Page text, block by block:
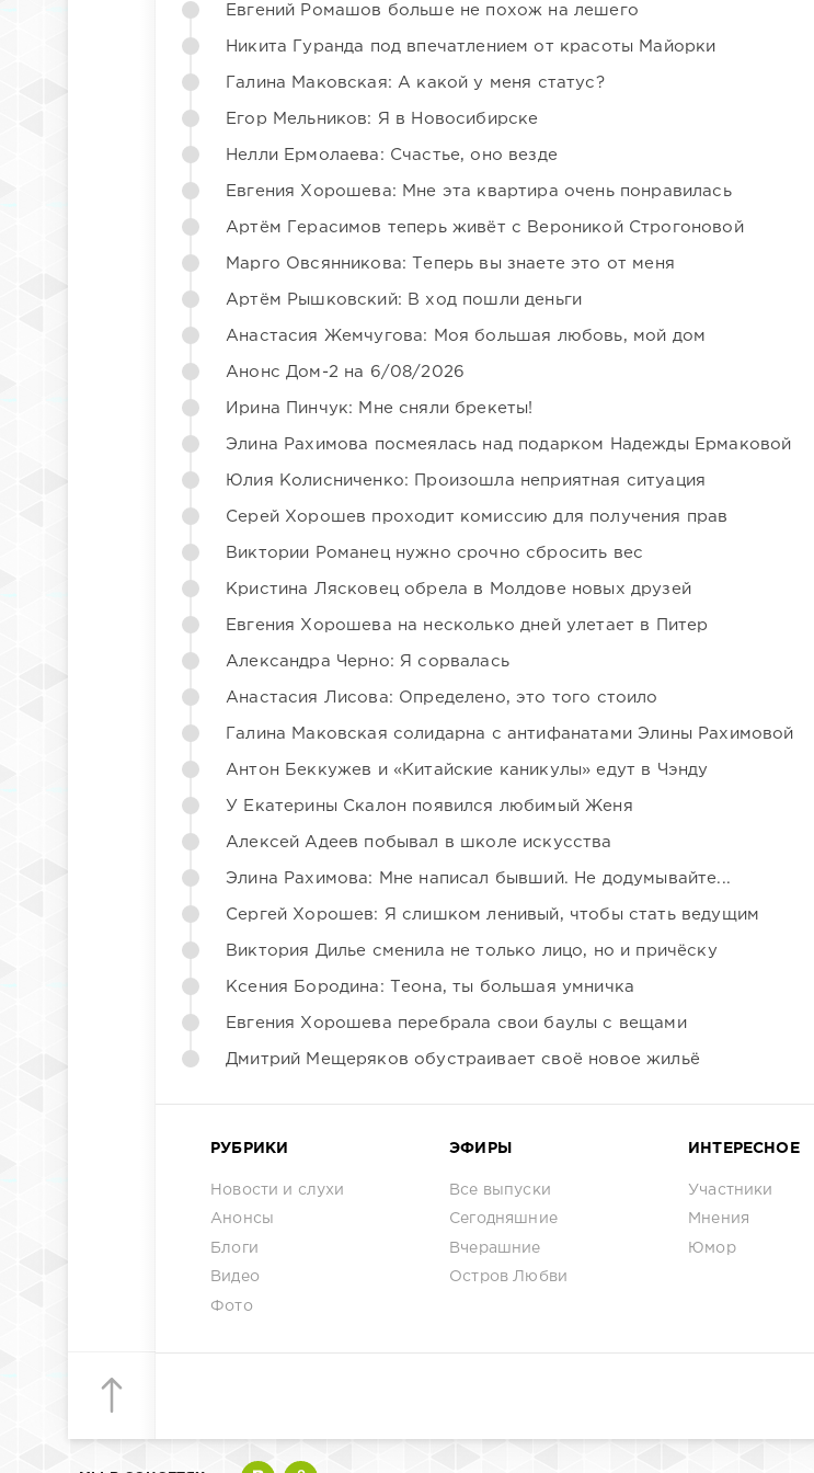
Евгений Ромашов больше не похож на лешего
Никита Гуранда под впечатлением от красоты Майорки
Галина Маковская: А какой у меня статус?
Егор Мельников: Я в Новосибирске
Нелли Ермолаева: Счастье, оно везде
Евгения Хорошева: Мне эта квартира очень понравилась
Артём Герасимов теперь живёт с Вероникой Строгоновой
Марго Овсянникова: Теперь вы знаете это от меня
Артём Рышковский: В ход пошли деньги
Анастасия Жемчугова: Моя большая любовь, мой дом
Анонс Дом-2 на 6/08/2026
Ирина Пинчук: Мне сняли брекеты!
Элина Рахимова посмеялась над подарком Надежды Ермаковой
Юлия Колисниченко: Произошла неприятная ситуация
Серей Хорошев проходит комиссию для получения прав
Виктории Романец нужно срочно сбросить вес
Кристина Лясковец обрела в Молдове новых друзей
Евгения Хорошева на несколько дней улетает в Питер
Александра Черно: Я сорвалась
Анастасия Лисова: Определено, это того стоило
Галина Маковская солидарна с антифанатами Элины Рахимовой
Антон Беккужев и «Китайские каникулы» едут в Чэнду
У Екатерины Скалон появился любимый Женя
Алексей Адеев побывал в школе искусства
Элина Рахимова: Мне написал бывший. Не додумывайте...
Сергей Хорошев: Я слишком ленивый, чтобы стать ведущим
Виктория Дилье сменила не только лицо, но и причёску
Ксения Бородина: Теона, ты большая умничка
Евгения Хорошева перебрала свои баулы с вещами
Дмитрий Мещеряков обустраивает своё новое жильё
РУБРИКИ
Новости и слухи
Анонсы
Блоги
Видео
Фото
ЭФИРЫ
Все выпуски
Сегодняшние
Вчерашние
Остров Любви
ИНТЕРЕСНОЕ
Участники
Мнения
Юмор